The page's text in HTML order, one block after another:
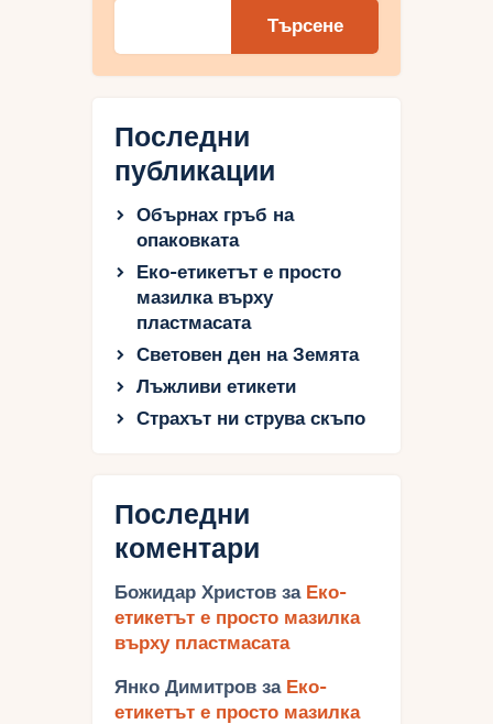
Търсене
Последни
публикации
Обърнах гръб на
опаковката
Еко-етикетът е просто
мазилка върху
пластмасата
Световен ден на Земята
Лъжливи етикети
Страхът ни струва скъпо
Последни
коментари
Божидар Христов за Еко-
етикетът е просто мазилка
върху пластмасата
Янко Димитров за Еко-
етикетът е просто мазилка